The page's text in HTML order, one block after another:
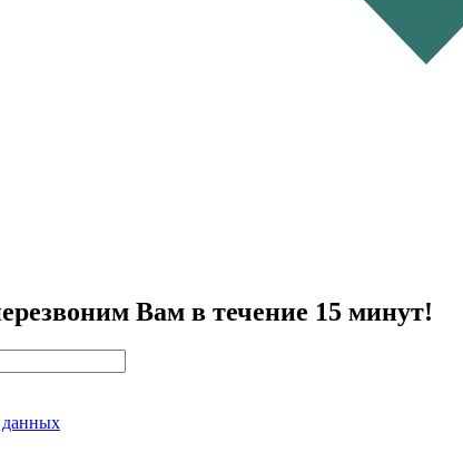
Вам в течение 15 минут!
данных